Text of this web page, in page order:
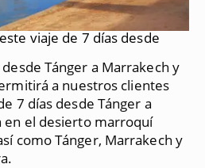
viaje de 7 días desde
Tánger a Marrakech y
a nuestros clientes
7 días desde Tánger a
en el desierto marroquí
como Tánger, Marrakech y